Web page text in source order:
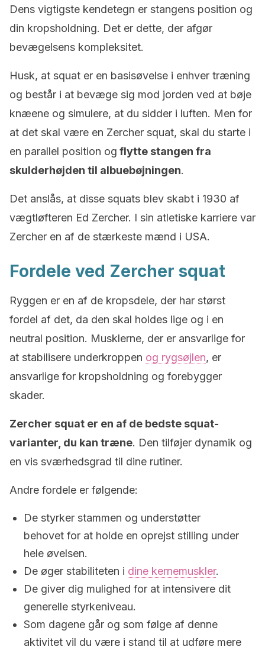
Dens vigtigste kendetegn er stangens position og
din kropsholdning. Det er dette, der afgør
bevægelsens kompleksitet.
Husk, at squat er en basisøvelse i enhver træning
og består i at bevæge sig mod jorden ved at bøje
knæene og simulere, at du sidder i luften. Men for
at det skal være en Zercher squat, skal du starte i
en parallel position og flytte stangen fra
skulderhøjden til albuebøjningen.
Det anslås, at disse squats blev skabt i 1930 af
vægtløfteren Ed Zercher. I sin atletiske karriere var
Zercher en af de stærkeste mænd i USA.
Fordele ved Zercher squat
Ryggen er en af de kropsdele, der har størst
fordel af det, da den skal holdes lige og i en
neutral position. Musklerne, der er ansvarlige for
at stabilisere underkroppen og rygsøjlen, er
ansvarlige for kropsholdning og forebygger
skader.
Zercher squat er en af de bedste squat-
varianter, du kan træne. Den tilføjer dynamik og
en vis sværhedsgrad til dine rutiner.
Andre fordele er følgende:
De styrker stammen og understøtter
behovet for at holde en oprejst stilling under
hele øvelsen.
De øger stabiliteten i dine kernemuskler.
De giver dig mulighed for at intensivere dit
generelle styrkeniveau.
Som dagene går og som følge af denne
aktivitet vil du være i stand til at udføre mere